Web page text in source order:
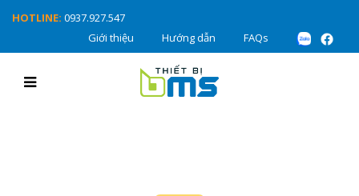
HOTLINE: 0937.927.547
Giới thiệu
Hướng dẫn FAQs